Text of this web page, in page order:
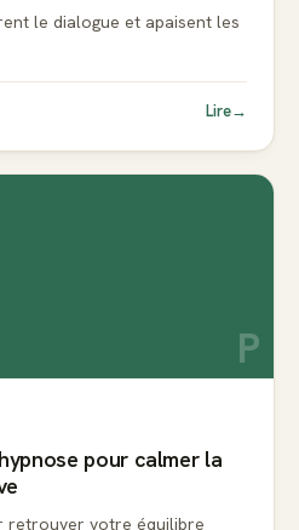
le dialogue et apaisent les
Lire→
P
pour calmer la
retrouver votre équilibre